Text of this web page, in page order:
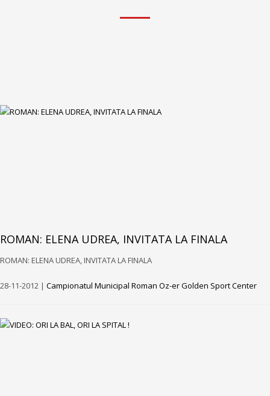
ROMAN: ELENA UDREA, INVITATA LA FINALA
ROMAN: ELENA UDREA, INVITATA LA FINALA
28-11-2012 | Campionatul Municipal Roman Oz-er Golden Sport Center